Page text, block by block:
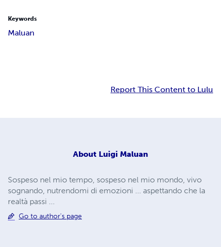
Keywords
Maluan
Report This Content to Lulu
About Luigi Maluan
Sospeso nel mio tempo, sospeso nel mio mondo, vivo
sognando, nutrendomi di emozioni ... aspettando che la
realtà passi ...
Go to author's page